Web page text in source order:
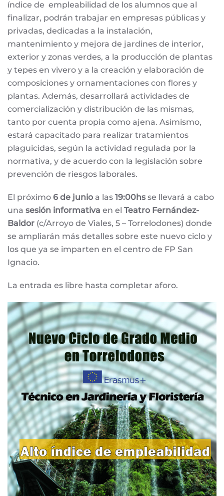
índice de empleabilidad de los alumnos que al
finalizar, podrán trabajar en empresas públicas y
privadas, dedicadas a la instalación,
mantenimiento y mejora de jardines de interior,
exterior y zonas verdes, a la producción de plantas
y tepes en vivero y a la creación y elaboración de
composiciones y ornamentaciones con flores y
plantas. Además, desarrollará actividades de
comercialización y distribución de las mismas,
tanto por cuenta propia como ajena. Asimismo,
estará capacitado para realizar tratamientos
plaguicidas, según la actividad regulada por la
normativa, y de acuerdo con la legislación sobre
prevención de riesgos laborales.
El próximo 6 de junio a las 19:00hs se llevará a cabo
una sesión informativa en el Teatro Fernández-
Baldor (c/Arroyo de Viales, 5 – Torrelodones) donde
se ampliarán más detalles sobre este nuevo ciclo y
los que ya se imparten en el centro de FP San
Ignacio.
La entrada es libre hasta completar aforo.